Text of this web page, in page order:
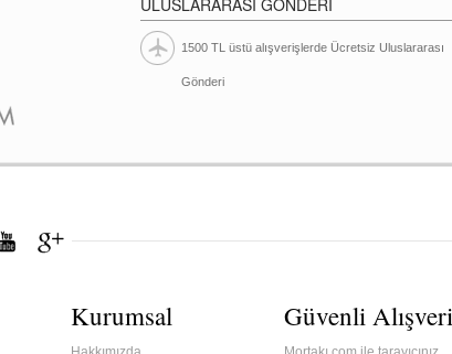
ULUSLARARASI GÖNDERİ
1500 TL üstü alışverişlerde Ücretsiz Uluslararası
Gönderi
Kurumsal Güvenli